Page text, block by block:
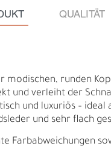
QUALITÄT
runden
und verleiht der
und luxuriös –
und sehr flach
Farbabweichungen